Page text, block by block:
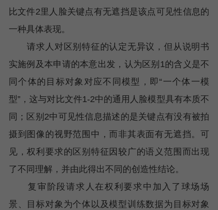
比文件2里人脸关键点有无遮挡是该点可见性信息的
一种具体表现。
请求人对区别特征的认定无异议，但从说明书
实施例及本申请的本意出发，认为区别1的含义是不
同个体的目标对象对应不同模型，即“一个体一模
型”，这与对比文件1-2中的通用人脸模型具有本质不
同；区别2中可见性信息描述的是关键点有没有被拍
摄到图像的视野范围中，而非其表面有无遮挡。可
见，权利要求的区别特征因较广的语义范围而出现
了不同理解，并由此得出不同的创造性结论。
复审阶段请求人在权利要求中加入了球场场
景、目标对象为个体以及模型训练数据为目标对象